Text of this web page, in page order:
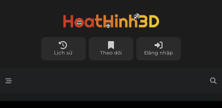
Lịch sử Theo dõi Đăng nhập